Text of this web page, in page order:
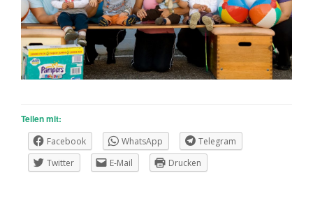
Teilen mit:
Facebook WhatsApp
Telegram
Twitter
E-Mail Drucken